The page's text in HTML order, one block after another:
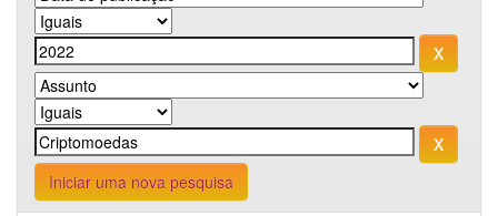
Iniciar uma nova pesquisa